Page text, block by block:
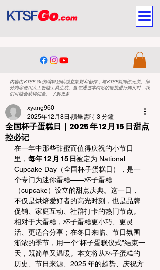
内容由KTSF Go的编辑团队独立策划和创作，与KTSF新闻部无关。部
分内容使用人工智能工具生成。当您通过本网站的链接进行购买时，我
们可能会获得佣金。
了解更多
全国杯子蛋糕日｜2025 年 12 月 15 日甜点
控必记
xyang960
2025年12月8日 讀畢需時 3 分鐘
在一年中那些甜蜜而值得庆祝的小节日
里， 每年 12 月 15 日被定为 National
Cupcake Day（全国杯子蛋糕日），是一
个专门为迷你蛋糕——杯子蛋糕
（cupcake）设立的甜点庆典。这一日，
不仅是烘焙爱好者的高光时刻，也是品牌
促销、家庭互动、社群打卡的热门节点。
相对于大蛋糕，杯子蛋糕更小巧、更灵
活、更适合分享；在冬日来临、节日氛围
渐浓的季节，用一个“杯子蛋糕仪式”结束一
天，既简单又温暖。本文将从杯子蛋糕的
历史、节日来源、2025 年的趋势、庆祝方